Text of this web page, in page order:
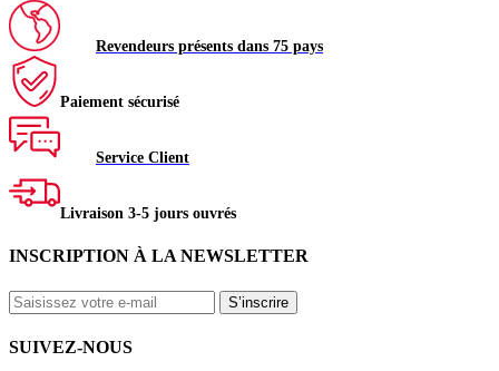
Revendeurs présents dans 75 pays
Paiement sécurisé
Service Client
Livraison 3-5 jours ouvrés
INSCRIPTION À LA NEWSLETTER
S’inscrire
SUIVEZ-NOUS